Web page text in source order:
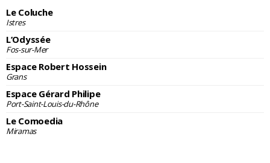
Le Coluche
Istres
L’Odyssée
Fos-sur-Mer
Espace Robert Hossein
Grans
Espace Gérard Philipe
Port-Saint-Louis-du-Rhône
Le Comoedia
Miramas